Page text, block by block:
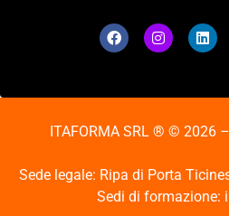
ITAFORMA SRL ® © 2026
Sede legale: Ripa di Porta
Sedi di formazione: